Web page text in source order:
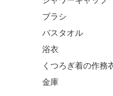
ブラシ
バスタオル
浴衣
くつろぎ着の作務
金庫